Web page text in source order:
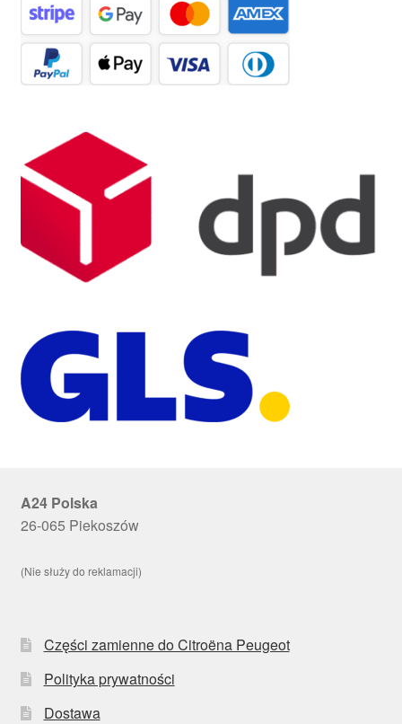
A24 Polska
26-065 Piekoszów
(Nie służy do reklamacji)
Części zamienne do Citroëna Peugeot
Polityka prywatności
Dostawa